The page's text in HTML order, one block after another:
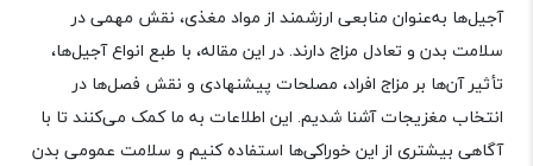
آجیل‌ها به‌عنوان منابعی ارزشمند از مواد مغذی، نقش مهمی در
سلامت بدن و تعادل مزاج دارند. در این مقاله، با طبع انواع آجیل‌ها،
تأثیر آن‌ها بر مزاج افراد، مصلحات پیشنهادی و نقش فصل‌ها در
انتخاب مغزیجات آشنا شدیم. این اطلاعات به ما کمک می‌کنند تا با
آگاهی بیشتری از این خوراکی‌ها استفاده کنیم و سلامت عمومی بدن